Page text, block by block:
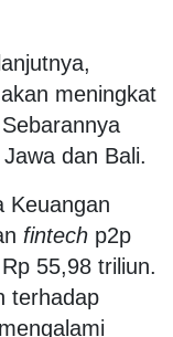
meningkat
dan Bali.
Keuangan
fintech p2p
55,98 triliun.
terhadap